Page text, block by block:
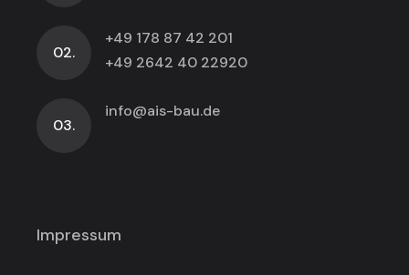
02.
+49 178 87 42 201
+49 2642 40 22920
03.
info@ais-bau.de
Impressum